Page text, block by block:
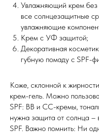
Увлажняющий крем без
все солнцезащитные
увлажняющие
Крем с УФ защитой;
Декоративная
губную помаду с SPF-
Коже, склонной к
крем-гель. Можно
SPF: ВВ и СС-кремы,
нужна защита от солнца –
SPF. Важно помнить: Ни